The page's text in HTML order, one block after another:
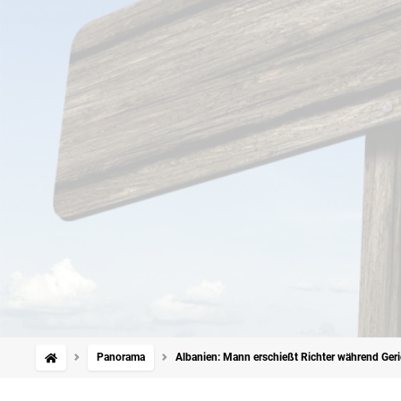
Panorama Albanien: Mann erschießt Richter während